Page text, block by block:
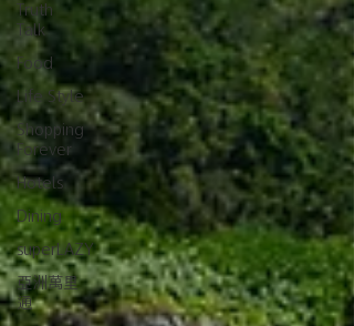
Truth
Talk
Food
Life Style
Shopping
Forever
Hotels
Dining
superLAZY
亞洲萬里
通